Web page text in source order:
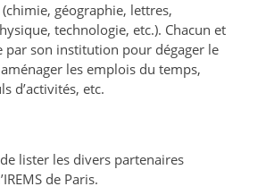
géographie, lettres,
technologie, etc.). Chacun et
par son institution pour dégager le
les emplois du temps,
d’activités, etc.
lister les divers partenaires
de Paris.